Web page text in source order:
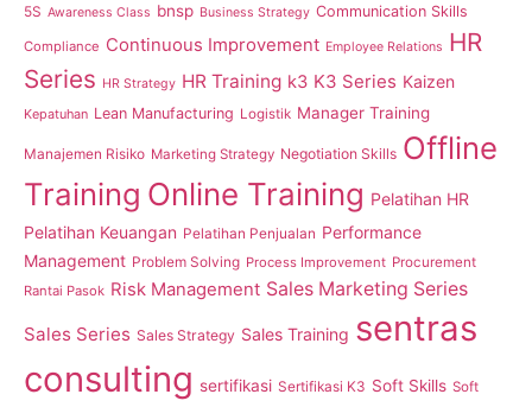
5S Awareness Class bnsp Business Strategy Communication Skills
Compliance Continuous Improvement Employee Relations HR
Series HR Strategy HR Training k3 K3 Series Kaizen
Kepatuhan Lean Manufacturing Logistik Manager Training
Manajemen Risiko Marketing Strategy Negotiation Skills Offline
Training Online Training Pelatihan HR
Pelatihan Keuangan Pelatihan Penjualan Performance
Management Problem Solving Process Improvement Procurement
Rantai Pasok Risk Management Sales Marketing Series
Sales Series Sales Strategy Sales Training sentras
consulting sertifikasi Sertifikasi K3 Soft Skills Soft